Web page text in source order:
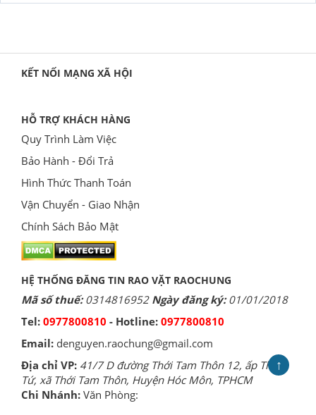
KẾT NỐI MẠNG XÃ HỘI
HỖ TRỢ KHÁCH HÀNG
Quy Trình Làm Việc
Bảo Hành - Đổi Trả
Hình Thức Thanh Toán
Vận Chuyển - Giao Nhận
Chính Sách Bảo Mật
HỆ THỐNG ĐĂNG TIN RAO VẶT RAOCHUNG
Mã số thuế:0314816952Ngày đăng ký:01/01/2018
Tel: 0977800810 - Hotline: 0977800810
Email: denguyen.raochung@gmail.com
Địa chỉ VP: 41/7 D đường Thới Tam Thôn 12, ấp Thới
Tứ, xã Thới Tam Thôn, Huyện Hóc Môn, TPHCM
Chi Nhánh: Văn Phòng:
↑